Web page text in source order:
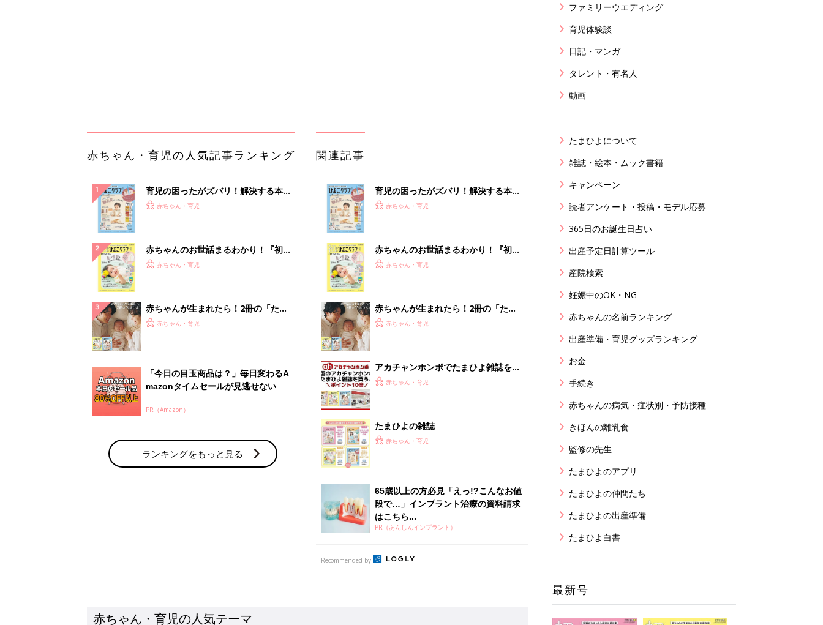
mazonタイムセールが見逃せない
PR（Amazon）
ランキングをもっと見る
段で…」インプラント治療の資料請求
はこちら...
PR（あんしんインプラント）
赤ちゃん・育児の人気テーマ
育児日記・マンガ
離乳食はいつから？進め方は？「たまひよ きほんの離
授乳の悩みや初めての離乳食作りに役立つ
子育てとお金
妊娠・出産・育児にかかる費用やもらえる補助
金・助成金を解説
ファミリーウエディング
育児体験談
日記・マンガ
タレント・有名人
動画
たまひよについて
雑誌・絵本・ムック書籍
キャンペーン
読者アンケート・投稿・モデル応募
365日のお誕生日占い
出産予定日計算ツール
産院検索
妊娠中のOK・NG
赤ちゃんの名前ランキング
出産準備・育児グッズランキング
お金
手続き
赤ちゃんの病気・症状別・予防接種
きほんの離乳食
監修の先生
たまひよのアプリ
たまひよの仲間たち
たまひよの出産準備
たまひよ白書
最新号